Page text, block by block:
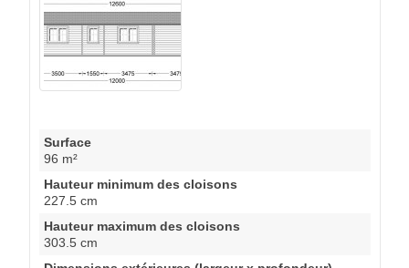
Surface
96 m²
Hauteur minimum des cloisons
227.5 cm
Hauteur maximum des cloisons
303.5 cm